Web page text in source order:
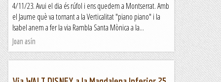
4/11/23. Avui el dia és rúfol i ens quedem a Montserrat. Amb
el Jaume què va tornant a la Verticalitat "piano piano" i la
Isabel anem a fer la via Rambla Santa Mònica a la...
Joan asín